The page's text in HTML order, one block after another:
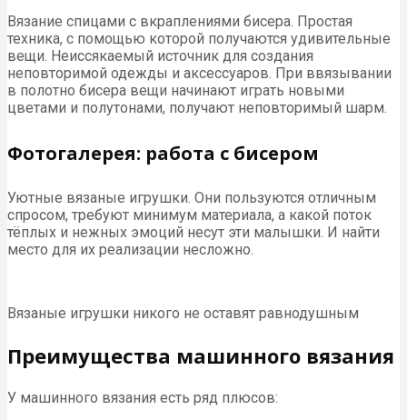
Вязание спицами с вкраплениями бисера. Простая
техника, с помощью которой получаются удивительные
вещи. Неиссякаемый источник для создания
неповторимой одежды и аксессуаров. При ввязывании
в полотно бисера вещи начинают играть новыми
цветами и полутонами, получают неповторимый шарм.
Фотогалерея: работа с бисером
Уютные вязаные игрушки. Они пользуются отличным
спросом, требуют минимум материала, а какой поток
тёплых и нежных эмоций несут эти малышки. И найти
место для их реализации несложно.
Вязаные игрушки никого не оставят равнодушным
Преимущества машинного вязания
У машинного вязания есть ряд плюсов: